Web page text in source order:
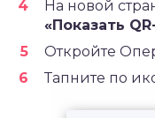
На новой
«Показать QR
Откройте
Тапните по